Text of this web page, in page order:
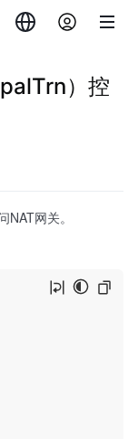
）控
网关。